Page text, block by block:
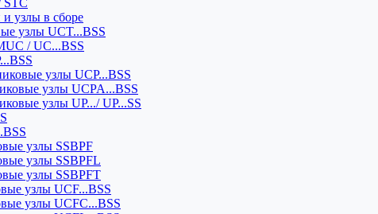
STC
узлы в сборе
узлы UCT...BSS
/ UC...BSS
узлы UCP...BSS
узлы UCPA...BSS
узлы UP.../ UP...SS
узлы SSBPF
узлы SSBPFL
узлы SSBPFT
узлы UCF...BSS
узлы UCFC...BSS